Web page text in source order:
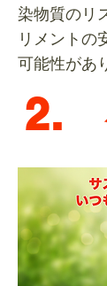
染物質のリ
リメントの
可能性があ
2.